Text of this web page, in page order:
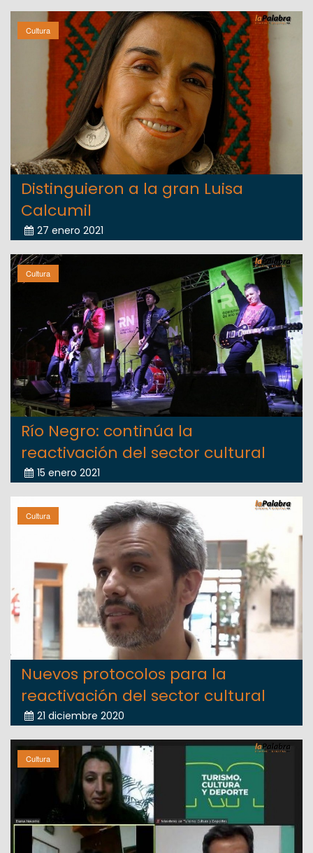
Cultura
Distinguieron a la gran Luisa
Calcumil
27 enero 2021
Cultura
Río Negro: continúa la
reactivación del sector cultural
15 enero 2021
Cultura
Nuevos protocolos para la
reactivación del sector cultural
21 diciembre 2020
Cultura